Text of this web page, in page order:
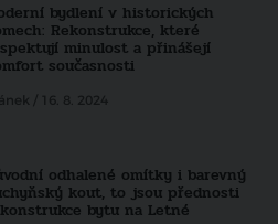
bydlení v historických
Rekonstrukce, které
minulost a přinášejí
současnosti
/ 16. 8. 2024
odhalené omítky i barevný
kout, to jsou přednosti
bytu na Letné